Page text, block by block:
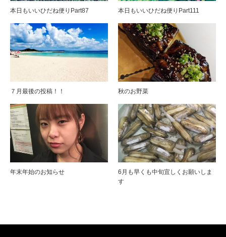
本日もいいひだね便りPart87 本日もいいひだね便りPart111
７月最後の投稿！！ 秋のお野菜
年末年始のお知らせ
6月も早くも中旬宜しくお願いしま
す